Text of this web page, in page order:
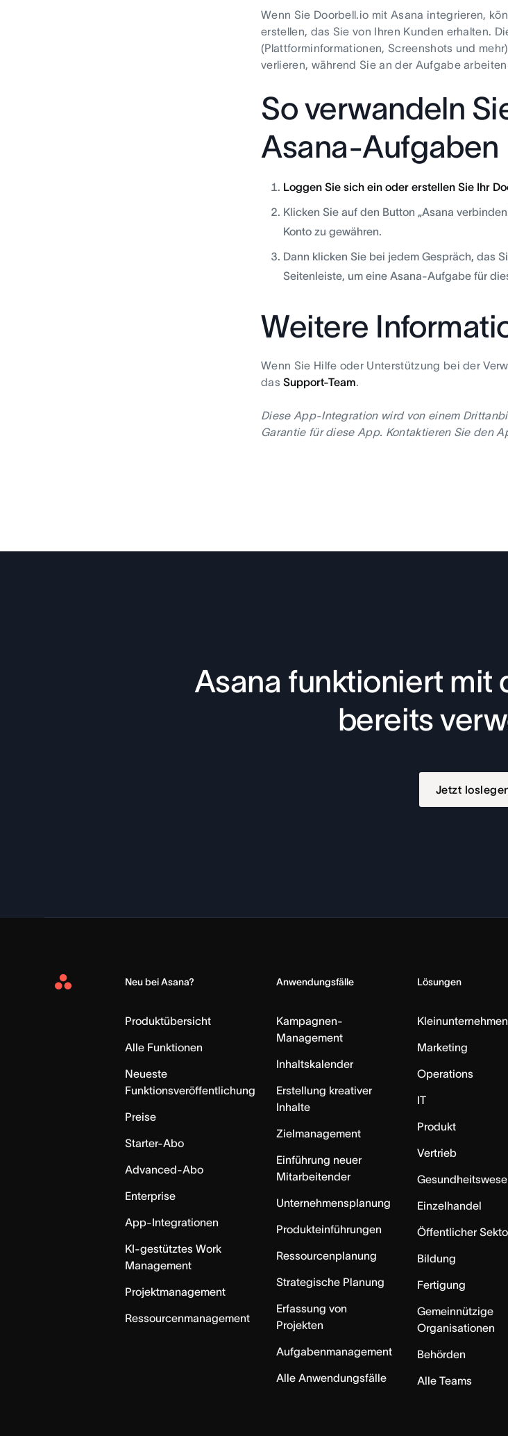
Wenn Sie Doorbell.io mit Asana integrieren,
erstellen, das Sie von Ihren Kunden erhalten.
(Plattforminformationen, Screenshots und
verlieren, während Sie an der Aufgabe
So verwandeln
Asana-Aufgaben
Loggen Sie sich ein oder erstellen Sie Ihr
Klicken Sie auf den Button „Asana
Konto zu gewähren.
Dann klicken Sie bei jedem Gespräch, das
Seitenleiste, um eine Asana-Aufgabe für
Weitere
Wenn Sie Hilfe oder Unterstützung bei der
dasSupport-Team.
Diese App-Integration wird von einem
Garantie für diese App. Kontaktieren Sie den
Asana funktioniert mit
bereits
Jetzt
Asana
Neu bei Asana?
Produktübersicht
Alle Funktionen
Neueste
Funktionsveröffentlichung
Preise
Starter-Abo
Advanced-Abo
Enterprise
App-Integrationen
KI-gestütztes Work
Management
Projektmanagement
Ressourcenmanagement
Anwendungsfälle
Kampagnen-
Management
Inhaltskalender
Erstellung kreativer
Inhalte
Zielmanagement
Einführung neuer
Mitarbeitender
Unternehmensplanung
Produkteinführungen
Ressourcenplanung
Strategische Planung
Erfassung von
Projekten
Aufgabenmanagement
Alle Anwendungsfälle
Lösungen
Kleinunternehmen
Marketing
Operations
IT
Produkt
Vertrieb
Einzelhandel
Öffentlicher
Bildung
Fertigung
Gemeinnützige
Organisationen
Behörden
Alle Teams